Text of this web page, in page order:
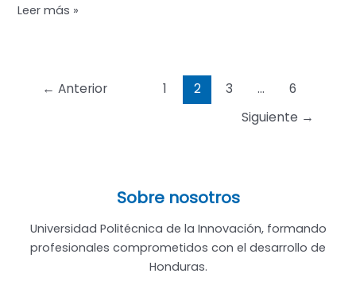
UPi
Leer más »
Paginación
← Anterior 1 2 3 …
6
Siguiente →
Sobre nosotros
Universidad Politécnica de la Innovación, formando
profesionales comprometidos con el desarrollo de
Honduras.